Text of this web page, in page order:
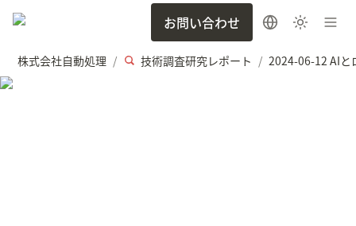
お問い合わせ
株式会社自動処理 / 技術調査研究レポート /